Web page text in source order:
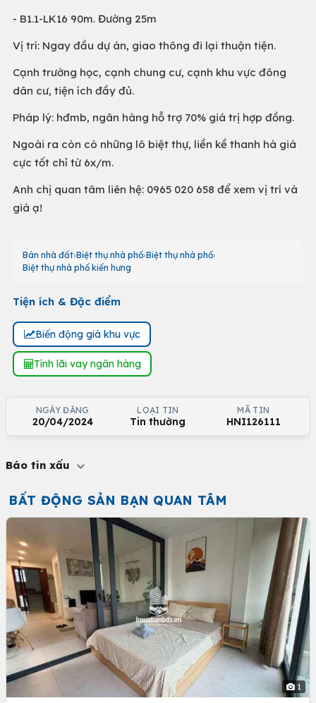
- B1.1-LK16 90m. Đường 25m
Vị trí: Ngay đầu dự án, giao thông đi lại thuận tiện.
Cạnh trường học, cạnh chung cư, cạnh khu vực đông
dân cư, tiện ích đầy đủ.
Pháp lý: hđmb, ngân hàng hỗ trợ 70% giá trị hợp đồng.
Ngoài ra còn có những lô biệt thự, liền kề thanh hà giá
cực tốt chỉ từ 6x/m.
Anh chị quan tâm liên hệ: 0965 020 658 để xem vị trí và
giá ạ!
Bán nhà đất Biệt thự nhà phố Biệt thự nhà phố
Biệt thự nhà phố kiến hưng
Tiện ích & Đặc điểm
Biến động giá khu vực
Tính lãi vay ngân hàng
NGÀY ĐĂNG
20/04/2024
LOẠI TIN
Tin thường
MÃ TIN
HNI126111
Báo tin xấu
BẤT ĐỘNG SẢN BẠN QUAN TÂM
1